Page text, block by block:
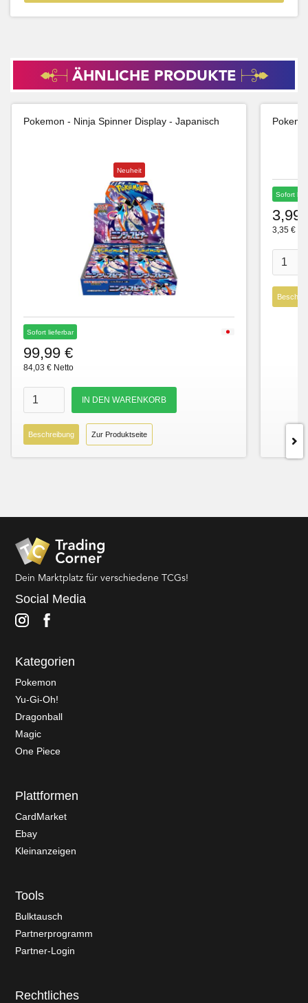
ÄHNLICHE PRODUKTE
Pokemon - Ninja Spinner Display - Japanisch
Neuheit
Sofort lieferbar
99,99 €
84,03 € Netto
Beschreibung Zur Produktseite
Sofort
3,99
3,35 €
Dein Marktplatz für verschiedene TCGs!
Social Media
Kategorien
Pokemon
Yu-Gi-Oh!
Dragonball
Magic
One Piece
Plattformen
CardMarket
Ebay
Kleinanzeigen
Tools
Bulktausch
Partnerprogramm
Partner-Login
Rechtliches